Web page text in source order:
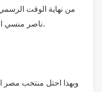
من نهاية الوقت الرسمي
ناصر منسي العائدة من أيدِ الحارس الأسترالي.
وبهذا احتل منتخب مصر